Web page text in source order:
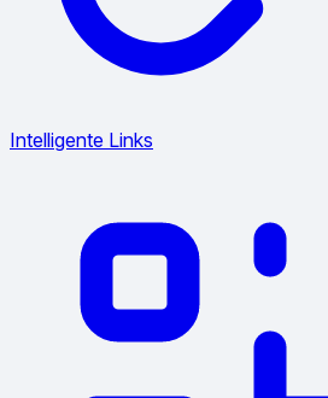
Intelligente Links